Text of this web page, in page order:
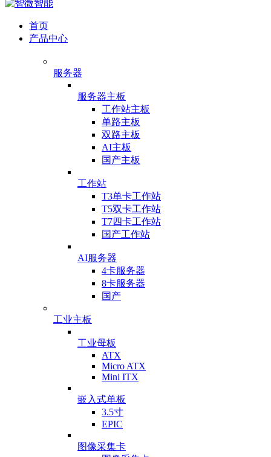
首页
产品中心
服务器
服务器主板
工作站主板
单路主板
双路主板
AI主板
国产主板
工作站
T3单卡工作站
T5双卡工作站
T7四卡工作站
国产工作站
AI服务器
4卡服务器
8卡服务器
国产
工业主板
工业母板
ATX
Micro ATX
Mini ITX
嵌入式单板
3.5寸
EPIC
图像采集卡